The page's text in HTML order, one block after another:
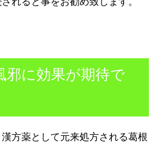
邪に効果が期待で
方薬として元来処方される葛根